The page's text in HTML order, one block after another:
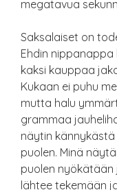
megatavua
Saksalaiset on
Ehdin
kaksi kauppaa
Kukaan ei puhu
mutta halu
grammaa
näytin kännykästä
puolen. Minä
puolen nyökätään
lähtee tekemään